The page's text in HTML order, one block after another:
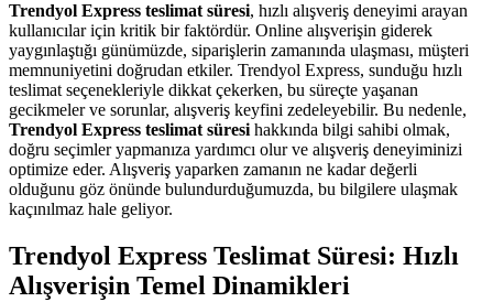
Trendyol Express teslimat süresi, hızlı alışveriş deneyimi arayan
kullanıcılar için kritik bir faktördür. Online alışverişin giderek
yaygınlaştığı günümüzde, siparişlerin zamanında ulaşması, müşteri
memnuniyetini doğrudan etkiler. Trendyol Express, sunduğu hızlı
teslimat seçenekleriyle dikkat çekerken, bu süreçte yaşanan
gecikmeler ve sorunlar, alışveriş keyfini zedeleyebilir. Bu nedenle,
Trendyol Express teslimat süresi hakkında bilgi sahibi olmak,
doğru seçimler yapmanıza yardımcı olur ve alışveriş deneyiminizi
optimize eder. Alışveriş yaparken zamanın ne kadar değerli
olduğunu göz önünde bulundurduğumuzda, bu bilgilere ulaşmak
kaçınılmaz hale geliyor.
Trendyol Express Teslimat Süresi: Hızlı
Alışverişin Temel Dinamikleri